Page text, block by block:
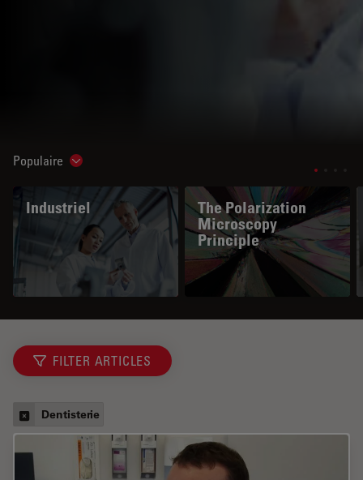
Populaire Show subnavigation
Industriel
The Polarization
Microscopy
Principle
FILTER ARTICLES
Dentisterie